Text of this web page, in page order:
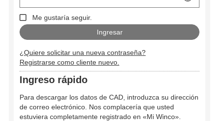
Me gustaría seguir.
¿Quiere solicitar una nueva contraseña?
Registrarse como cliente nuevo.
Ingreso rápido
Para descargar los datos de CAD, introduzca su dirección
de correo electrónico. Nos complacería que usted
estuviera completamente registrado en «Mi Winco».